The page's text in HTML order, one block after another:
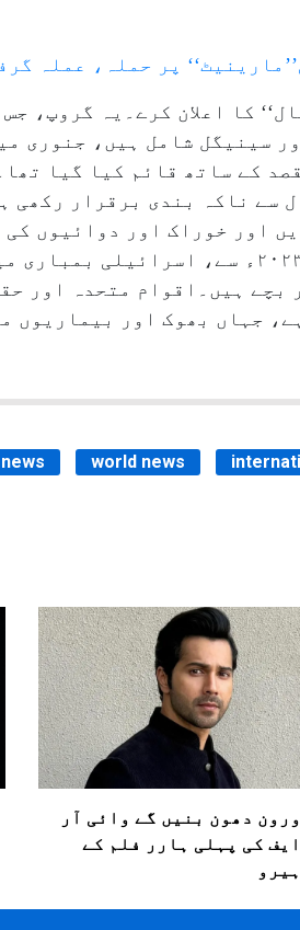
پر حملہ، عملہ
کا اعلان کرے۔یہ گروپ،
سینیگل شامل ہیں، جنوری
کے ساتھ قائم کیا گیا
نے تقریباً۲۴؍ لاکھ افراد پر مشتمل غزہ پر تقریباً۱۸؍ سال سے
اور خوراک اور دوائیوں
بچے ہیں۔اقوام متحدہ اور
جہاں بھوک اور بیماریوں
world news
ورون دھون بنیں گے وائی آر
ایف کی پہلی ہارر فلم کے
ہیرو